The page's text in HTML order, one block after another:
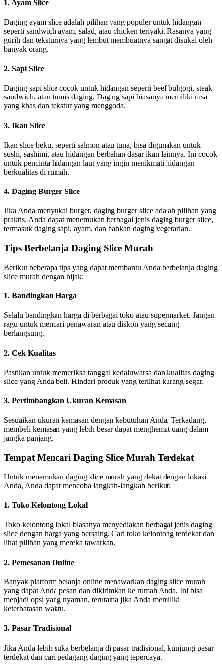
1. Ayam Slice
Daging ayam slice adalah pilihan yang populer untuk hidangan
seperti sandwich ayam, salad, atau chicken teriyaki. Rasanya yang
gurih dan teksturnya yang lembut membuatnya sangat disukai oleh
banyak orang.
2. Sapi Slice
Daging sapi slice cocok untuk hidangan seperti beef bulgogi, steak
sandwich, atau tumis daging. Daging sapi biasanya memiliki rasa
yang khas dan tekstur yang menggoda.
3. Ikan Slice
Ikan slice beku, seperti salmon atau tuna, bisa digunakan untuk
sushi, sashimi, atau hidangan berbahan dasar ikan lainnya. Ini cocok
untuk pencinta hidangan laut yang ingin menikmati hidangan
berkualitas di rumah.
4. Daging Burger Slice
Jika Anda menyukai burger, daging burger slice adalah pilihan yang
praktis. Anda dapat menemukan berbagai jenis daging burger slice,
termasuk daging sapi, ayam, dan bahkan daging vegetarian.
Tips Berbelanja Daging Slice Murah
Berikut beberapa tips yang dapat membantu Anda berbelanja daging
slice murah dengan bijak:
1. Bandingkan Harga
Selalu bandingkan harga di berbagai toko atau supermarket. Jangan
ragu untuk mencari penawaran atau diskon yang sedang
berlangsung.
2. Cek Kualitas
Pastikan untuk memeriksa tanggal kedaluwarsa dan kualitas daging
slice yang Anda beli. Hindari produk yang terlihat kurang segar.
3. Pertimbangkan Ukuran Kemasan
Sesuaikan ukuran kemasan dengan kebutuhan Anda. Terkadang,
membeli kemasan yang lebih besar dapat menghemat uang dalam
jangka panjang.
Tempat Mencari Daging Slice Murah Terdekat
Untuk menemukan daging slice murah yang dekat dengan lokasi
Anda, Anda dapat mencoba langkah-langkah berikut:
1. Toko Kelontong Lokal
Toko kelontong lokal biasanya menyediakan berbagai jenis daging
slice dengan harga yang bersaing. Cari toko kelontong terdekat dan
lihat pilihan yang mereka tawarkan.
2. Pemesanan Online
Banyak platform belanja online menawarkan daging slice murah
yang dapat Anda pesan dan dikirimkan ke rumah Anda. Ini bisa
menjadi opsi yang nyaman, terutama jika Anda memiliki
keterbatasan waktu.
3. Pasar Tradisional
Jika Anda lebih suka berbelanja di pasar tradisional, kunjungi pasar
terdekat dan cari pedagang daging yang tepercaya.